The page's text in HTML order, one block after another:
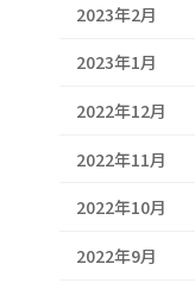
2023年2月
2023年1月
2022年12月
2022年11月
2022年10月
2022年9月